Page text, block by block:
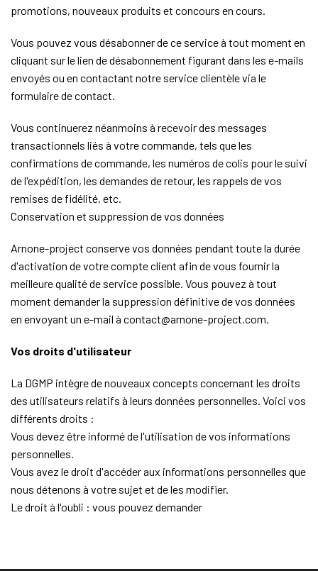
promotions, nouveaux produits et concours en cours.
Vous pouvez vous désabonner de ce service à tout moment en
cliquant sur le lien de désabonnement figurant dans les e-mails
envoyés ou en contactant notre service clientèle via le
formulaire de contact.
Vous continuerez néanmoins à recevoir des messages
transactionnels liés à votre commande, tels que les
confirmations de commande, les numéros de colis pour le suivi
de l'expédition, les demandes de retour, les rappels de vos
remises de fidélité, etc.
Conservation et suppression de vos données
Arnone-project conserve vos données pendant toute la durée
d'activation de votre compte client afin de vous fournir la
meilleure qualité de service possible. Vous pouvez à tout
moment demander la suppression définitive de vos données
en envoyant un e-mail à contact@arnone-project.com.
Vos droits d'utilisateur
La DGMP intègre de nouveaux concepts concernant les droits
des utilisateurs relatifs à leurs données personnelles. Voici vos
différents droits :
Vous devez être informé de l'utilisation de vos informations
personnelles.
Vous avez le droit d'accéder aux informations personnelles que
nous détenons à votre sujet et de les modifier.
Le droit à l'oubli : vous pouvez demander